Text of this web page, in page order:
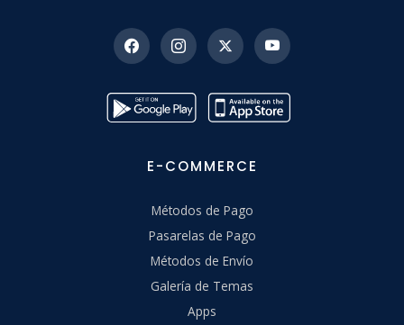
E-COMMERCE
Métodos de Pago
Pasarelas de Pago
Métodos de Envío
Galería de Temas
Apps